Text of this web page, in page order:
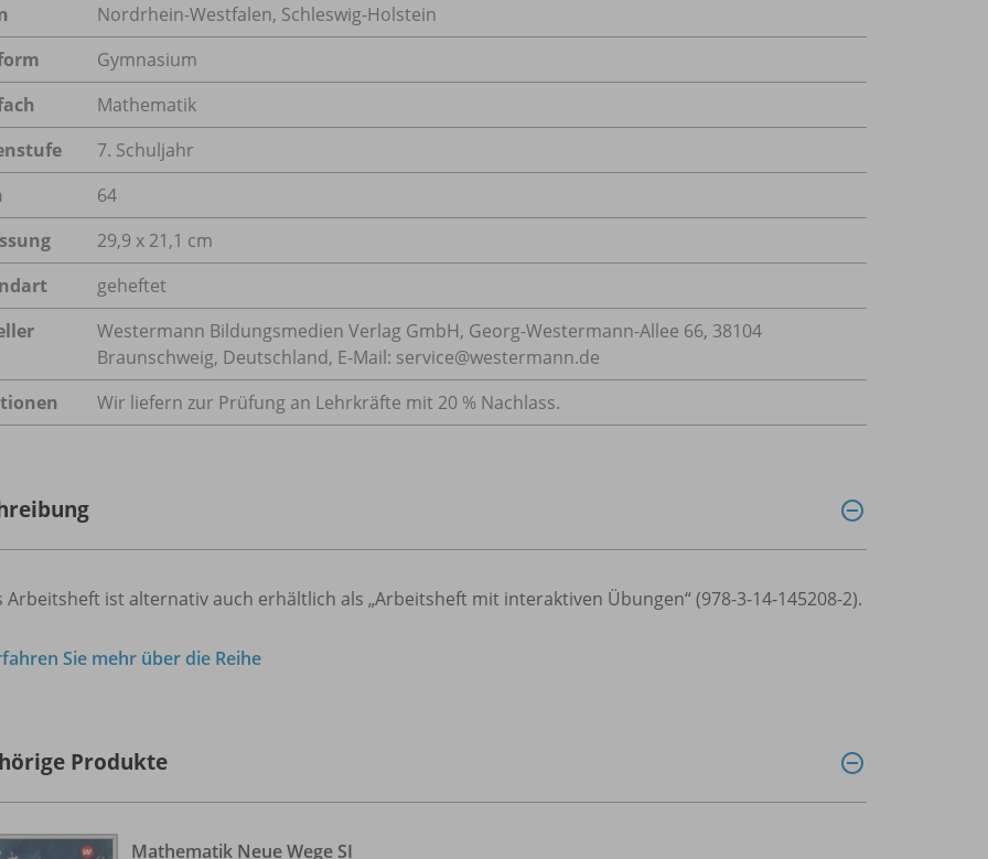
Nordrhein-Westfalen, Schleswig-Holstein
Gymnasium
Mathematik
7. Schuljahr
64
29,9 x 21,1 cm
geheftet
Westermann Bildungsmedien Verlag GmbH, Georg-Westermann-Allee 66, 38104
Braunschweig, Deutschland, E-Mail: service@westermann.de
Wir liefern zur Prüfung an Lehrkräfte mit 20 % Nachlass.
Arbeitsheft ist alternativ auch erhältlich als „Arbeitsheft mit interaktiven Übungen“ (978-3-14-145208-2).
Sie mehr über die Reihe
Produkte
Mathematik Neue Wege SI